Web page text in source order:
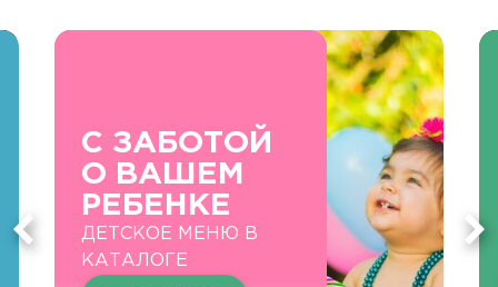
С ЗАБОТОЙ
О ВАШЕМ
РЕБЕНКЕ
ДЕТСКОЕ МЕНЮ В
КАТАЛОГЕ